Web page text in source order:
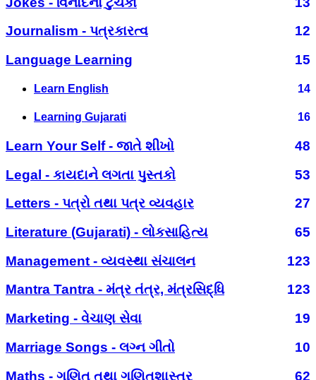
Journalism - પત્રકારત્વ
12
Language Learning
15
Learn English 14
Learning Gujarati 16
Learn Your Self - જાતે શીખો
48
Legal - કાયદાને લગતા પુસ્તકો
53
Letters - પત્રો તથા પત્ર વ્યવહાર
27
Literature (Gujarati) - લોકસાહિત્ય
65
Management - વ્યવસ્થા સંચાલન
123
Mantra Tantra - મંત્ર તંત્ર, મંત્રસિદ્ધિ
123
Marketing - વેચાણ સેવા
19
Marriage Songs - લગ્ન ગીતો
10
Maths - ગણિત તથા ગણિતશાસ્ત્ર
62